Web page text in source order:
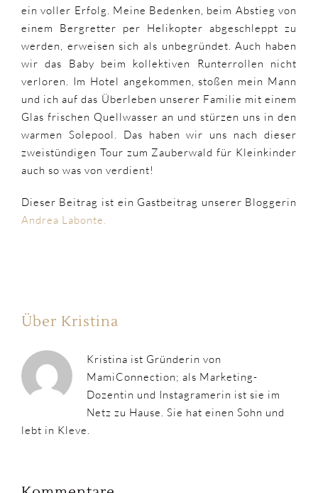
ein voller Erfolg. Meine Bedenken, beim Abstieg von
einem Bergretter per Helikopter abgeschleppt zu
werden, erweisen sich als unbegründet. Auch haben
wir das Baby beim kollektiven Runterrollen nicht
verloren. Im Hotel angekommen, stoßen mein Mann
und ich auf das Überleben unserer Familie mit einem
Glas frischen Quellwasser an und stürzen uns in den
warmen Solepool. Das haben wir uns nach dieser
zweistündigen Tour zum Zauberwald für Kleinkinder
auch so was von verdient!
Dieser Beitrag ist ein Gastbeitrag unserer Bloggerin
Andrea Labonte.
Über Kristina
Kristina ist Gründerin von
MamiConnection; als Marketing-
Dozentin und Instagramerin ist sie im
Netz zu Hause. Sie hat einen Sohn und
lebt in Kleve.